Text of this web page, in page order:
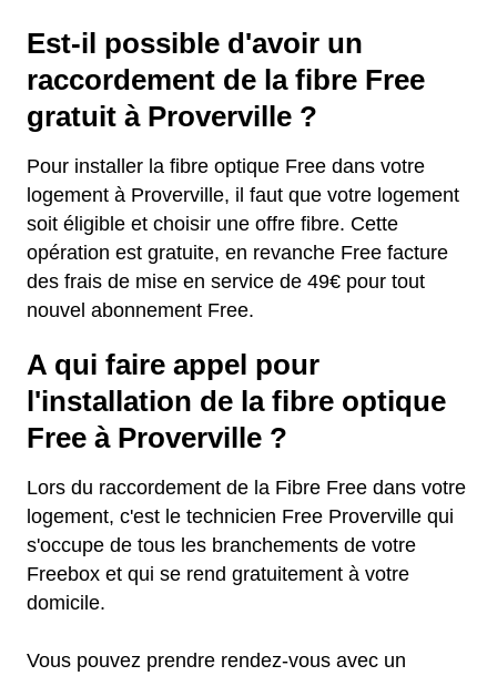
Est-il possible d'avoir un
raccordement de la fibre Free
gratuit à Proverville ?
Pour installer la fibre optique Free dans votre
logement à Proverville, il faut que votre logement
soit éligible et choisir une offre fibre. Cette
opération est gratuite, en revanche Free facture
des frais de mise en service de 49€ pour tout
nouvel abonnement Free.
A qui faire appel pour
l'installation de la fibre optique
Free à Proverville ?
Lors du raccordement de la Fibre Free dans votre
logement, c'est le technicien Free Proverville qui
s'occupe de tous les branchements de votre
Freebox et qui se rend gratuitement à votre
domicile.
Vous pouvez prendre rendez-vous avec un